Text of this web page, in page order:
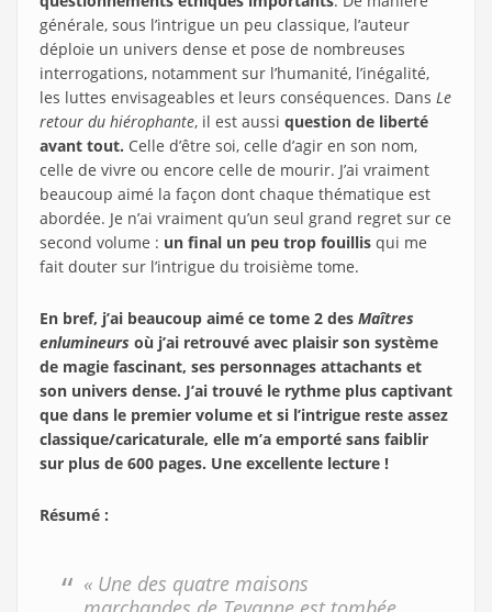
générale, sous l’intrigue un peu classique, l’auteur
déploie un univers dense et pose de nombreuses
interrogations, notamment sur l’humanité, l’inégalité,
les luttes envisageables et leurs conséquences. Dans Le
retour du hiérophante, il est aussi question de liberté
avant tout. Celle d’être soi, celle d’agir en son nom,
celle de vivre ou encore celle de mourir. J’ai vraiment
beaucoup aimé la façon dont chaque thématique est
abordée. Je n’ai vraiment qu’un seul grand regret sur ce
second volume : un final un peu trop fouillis qui me
fait douter sur l’intrigue du troisième tome.
En bref, j’ai beaucoup aimé ce tome 2 des Maîtres
enlumineurs où j’ai retrouvé avec plaisir son système
de magie fascinant, ses personnages attachants et
son univers dense. J’ai trouvé le rythme plus captivant
que dans le premier volume et si l’intrigue reste assez
classique/caricaturale, elle m’a emporté sans faiblir
sur plus de 600 pages. Une excellente lecture !
Résumé :
« Une des quatre maisons